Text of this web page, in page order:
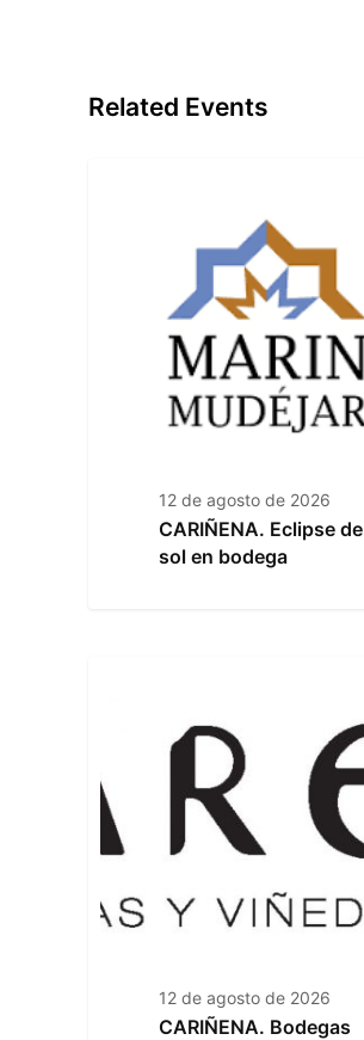
Related Events
12 de agosto de 2026
CARIÑENA. Eclipse de
sol en bodega
12 de agosto de 2026
CARIÑENA. Bodegas